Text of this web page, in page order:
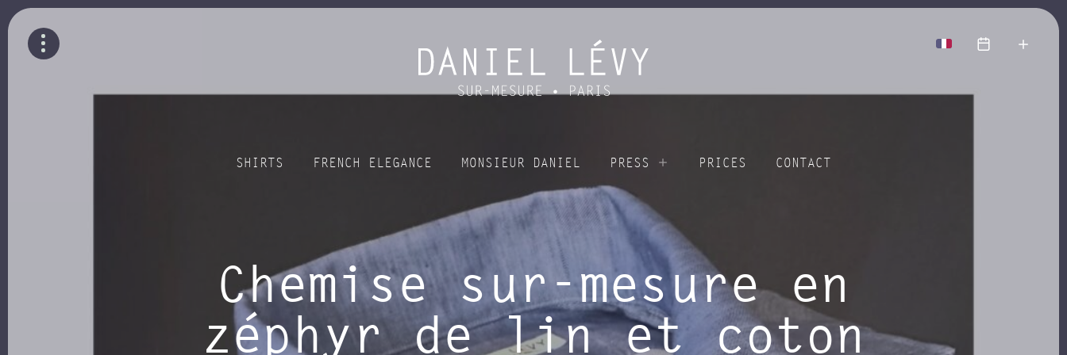
SHIRTS FRENCH ELEGANCE MONSIEUR DANIEL PRESS PRICES CONTACT
Chemise sur-mesure en
zéphyr de lin et coton